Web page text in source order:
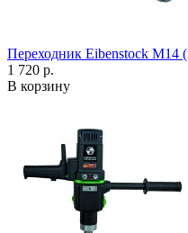
Переходник Eibenstock M14
1 720 р.
В корзину